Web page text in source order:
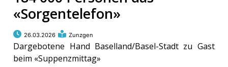
«Sorgentelefon»
26.03.2026 Zunzgen
Dargebotene Hand Baselland/Basel-Stadt zu Gast
beim «Suppenzmittag»